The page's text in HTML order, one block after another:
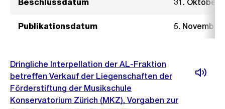
Beschlussdatum 31. Oktober
Publikationsdatum 5. November
Dringliche Interpellation der AL-Fraktion
betreffen Verkauf der Liegenschaften der
Förderstiftung der Musikschule
Konservatorium Zürich (MKZ), Vorgaben zur